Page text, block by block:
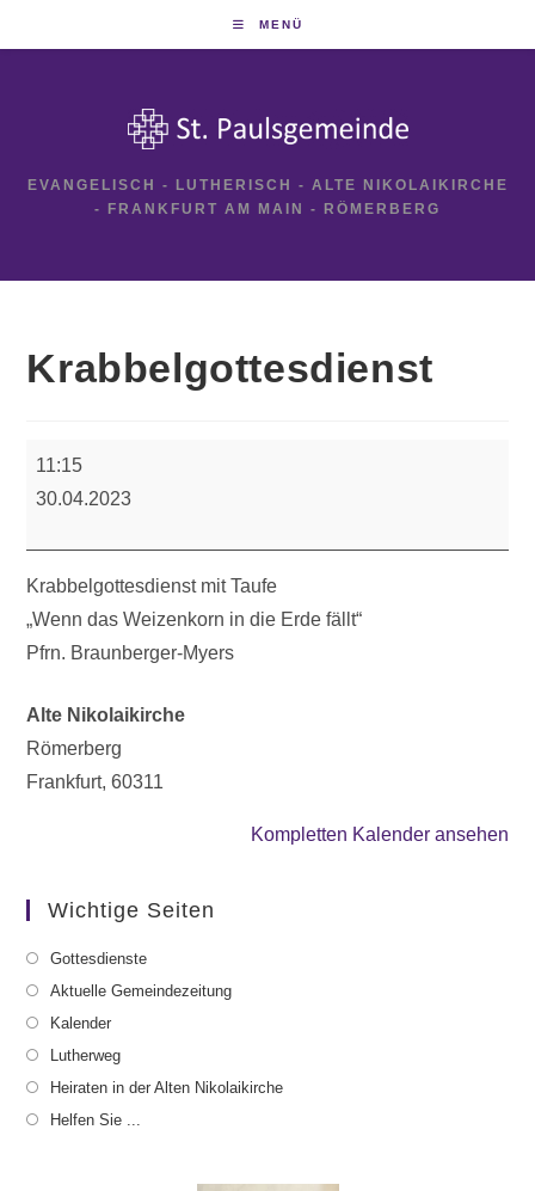
MENÜ
EVANGELISCH - LUTHERISCH - ALTE NIKOLAIKIRCHE
- FRANKFURT AM MAIN - RÖMERBERG
Krabbelgottesdienst
11:15
30.04.2023
Krabbelgottesdienst mit Taufe
„Wenn das Weizenkorn in die Erde fällt“
Pfrn. Braunberger-Myers
Alte Nikolaikirche
Römerberg
Frankfurt,60311
Kompletten Kalender ansehen
Wichtige Seiten
Gottesdienste
Aktuelle Gemeindezeitung
Kalender
Lutherweg
Heiraten in der Alten Nikolaikirche
Helfen Sie ...